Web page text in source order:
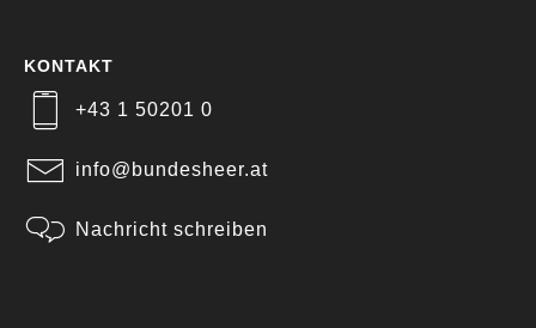
KONTAKT
+43 1 50201 0
info@bundesheer.at
Nachricht schreiben